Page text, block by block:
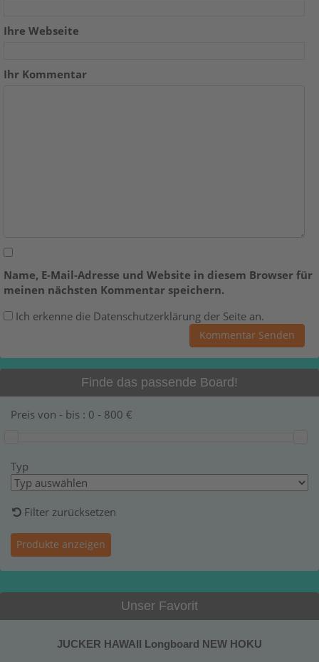
Ihre Webseite
Ihr Kommentar
Name, E-Mail-Adresse und Website in diesem Browser für
meinen nächsten Kommentar speichern.
Ich erkenne die Datenschutzerklärung der Seite an.
Finde das passende Board!
Preis von - bis : 0 - 800 €
Typ
Filter zurücksetzen
Unser Favorit
JUCKER HAWAII Longboard NEW HOKU